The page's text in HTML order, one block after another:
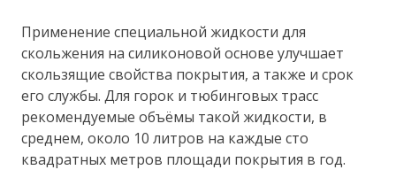
Применение специальной жидкости для
скольжения на силиконовой основе улучшает
скользящие свойства покрытия, а также и срок
его службы. Для горок и тюбинговых трасс
рекомендуемые объёмы такой жидкости, в
среднем, около 10 литров на каждые сто
квадратных метров площади покрытия в год.